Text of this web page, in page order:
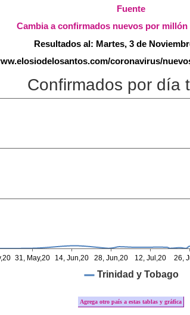
Fuente
Cambia a confirmados nuevos por millón
Resultados al: Martes, 3 de
coronavirus/
Agrega otro país a estas tablas y gráfica